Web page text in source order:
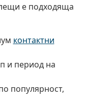
е подходяща
контактни
и период на
популярност,